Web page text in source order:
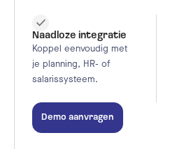
Naadloze integratie
Koppel eenvoudig met
je planning, HR- of
salarissysteem.
Demo aanvragen
Bij de tijd. Altijd.